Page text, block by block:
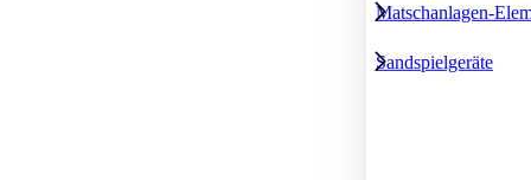
Matschanlagen-
Sandspielgeräte